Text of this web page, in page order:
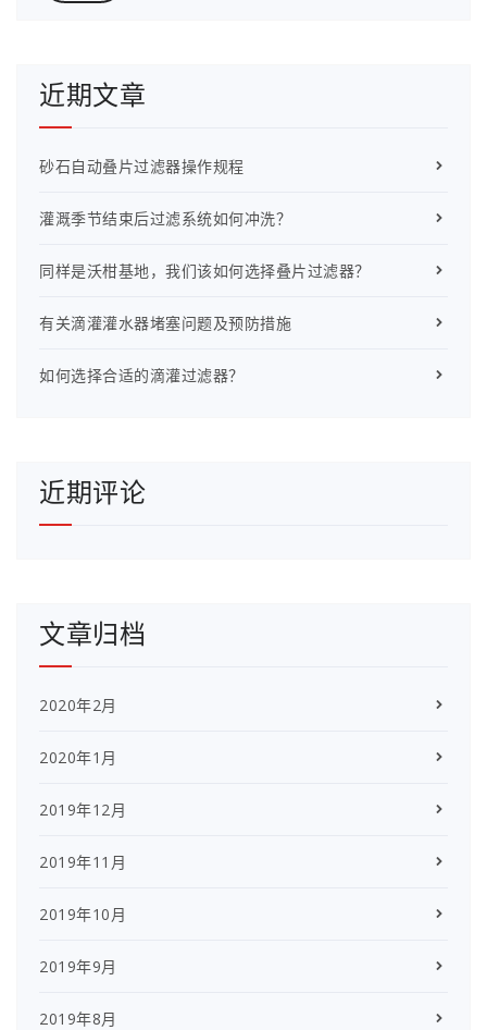
近期文章
砂石自动叠片过滤器操作规程
灌溉季节结束后过滤系统如何冲洗？
同样是沃柑基地，我们该如何选择叠片过滤器？
有关滴灌灌水器堵塞问题及预防措施
如何选择合适的滴灌过滤器？
近期评论
文章归档
2020年2月
2020年1月
2019年12月
2019年11月
2019年10月
2019年9月
2019年8月